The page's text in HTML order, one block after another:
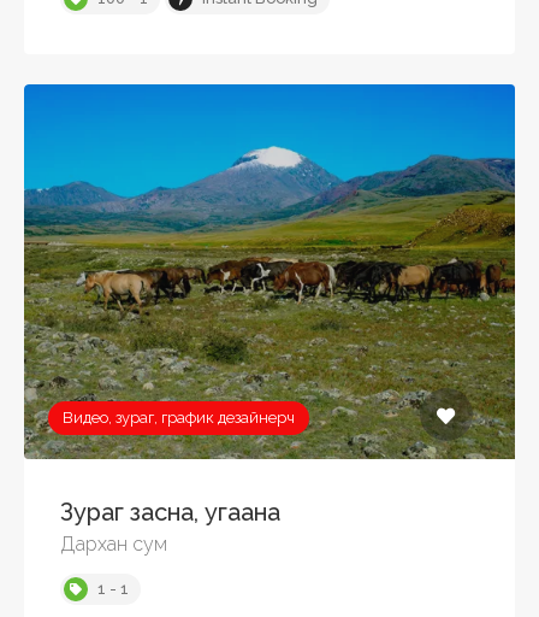
Видео, зураг, график дезайнерч
Зураг засна, угаана
Дархан сум
1 - 1